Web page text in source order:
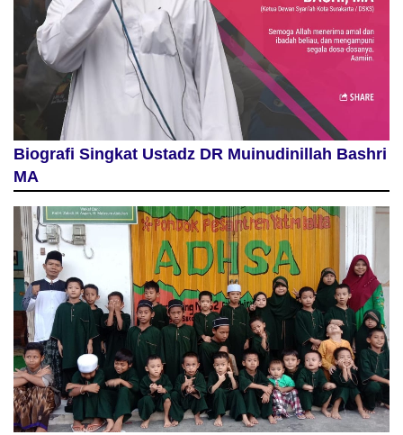
Biografi Singkat Ustadz DR Muinudinillah Bashri
MA